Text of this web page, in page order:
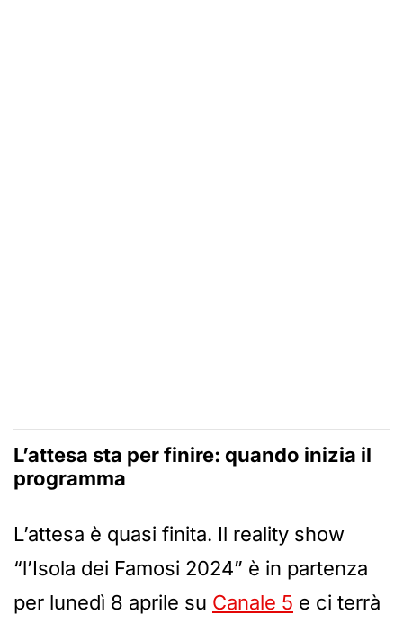
L’attesa sta per finire: quando inizia il
programma
L’attesa è quasi finita. Il reality show
“l’Isola dei Famosi 2024” è in partenza
per lunedì 8 aprile su Canale 5 e ci terrà